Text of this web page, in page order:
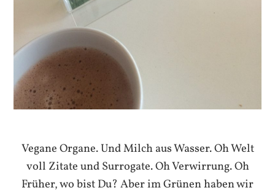
Vegane Organe. Und Milch aus Wasser. Oh Welt
voll Zitate und Surrogate. Oh Verwirrung. Oh
Früher, wo bist Du? Aber im Grünen haben wir